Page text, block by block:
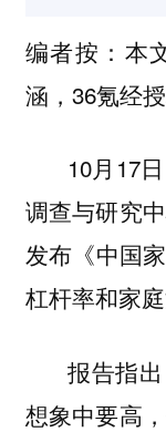
编者按：本
涵，36氪经
10月17日
调查与研究
发布《中国
杠杆率和家
报告指出
想象中要高